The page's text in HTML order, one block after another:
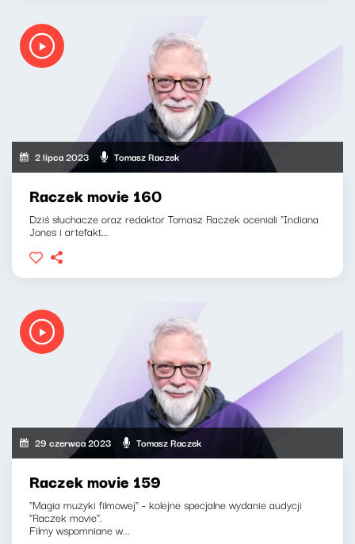
2 lipca 2023 Tomasz Raczek
Raczek movie 160
Dziś słuchacze oraz redaktor Tomasz Raczek oceniali "Indiana
Jones i artefakt...
29 czerwca 2023 Tomasz Raczek
Raczek movie 159
"Magia muzyki filmowej" - kolejne specjalne wydanie audycji
"Raczek movie".
Filmy wspomniane w...